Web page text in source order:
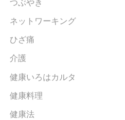
つぶやき
ネットワーキング
ひざ痛
介護
健康いろはカルタ
健康料理
健康法